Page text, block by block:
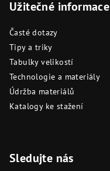
Užitečné informace
Časté dotazy
Tipy a triky
Tabulky velikostí
Technologie a materiály
Údržba materiálů
Katalogy ke stažení
Sledujte nás